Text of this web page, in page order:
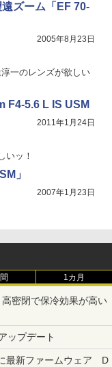
ズーム「EF 70-
2005年8月23日
一のレンズが欲しい
F4-5.6 L IS USM
2011年1月24日
いッ！
」
2007年1月23日
1カ月
密閉で保冷効果が高い
ップデート
最新ファームウェア D